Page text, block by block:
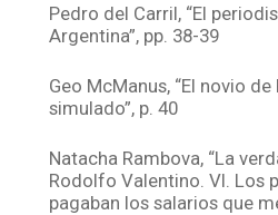
Pedro del Carril, “El
Argentina”, pp. 38-39
Geo McManus, “El novio
simulado”, p. 40
Natacha Rambova, “La
Rodolfo Valentino. VI. Los
pagaban los salarios que